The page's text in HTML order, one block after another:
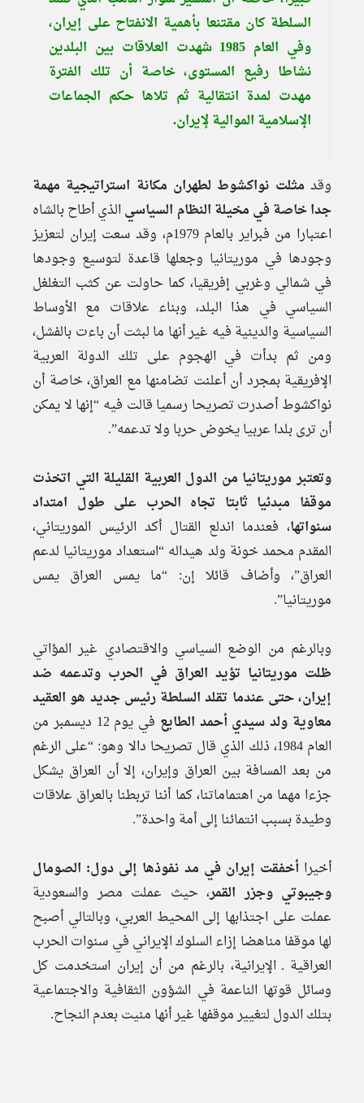
السلطة كان مقتنعا بأهمية الانفتاح على إيران،
وفي العام 1985 شهدت العلاقات بين البلدين
نشاطا رفيع المستوى، خاصة أن تلك الفترة
مهدت لمدة انتقالية ثم تلاها حكم الجماعات
الإسلامية الموالية لإيران.
وقد مثلت نواكشوط لطهران مكانة استراتيجية مهمة
جدا خاصة في مخيلة النظام السياسيالذي أطاح بالشاه
اعتبارا من فبراير بالعام 1979م، وقد سعت إيران لتعزيز
وجودها في موريتانيا وجعلها قاعدة لتوسيع وجودها
في شمالي وغربي إفريقيا، كما حاولت عن كثب التغلغل
السياسي في هذا البلد، وبناء علاقات مع الأوساط
السياسية والدينية فيه غير أنها ما لبثت أن باءت بالفشل،
ومن ثم بدأت في الهجوم على تلك الدولة العربية
الإفريقية بمجرد أن أعلنت تضامنها مع العراق، خاصة أن
نواكشوط أصدرت تصريحا رسميا قالت فيه “إنها لا يمكن
أن ترى بلدا عربيا يخوض حربا ولا تدعمه”.
وتعتبر موريتانيا من الدول العربية القليلة التي اتخذت
موقفا مبدئيا ثابتا تجاه الحرب على طول امتداد
سنواتها، فعندما اندلع القتال أكد الرئيس الموريتاني،
المقدم محمد خونة ولد هيداله “استعداد موريتانيا لدعم
العراق”، وأضاف قائلا إن: “ما يمس العراق يمس
موريتانيا”.
وبالرغم من الوضع السياسي والاقتصادي غير المؤاتي
ظلت موريتانيا تؤيد العراق في الحرب وتدعمه ضد
إيران، حتى عندما تقلد السلطة رئيس جديد هو العقيد
معاوية ولد سيدي أحمد الطايع
في يوم 12 ديسمبر من
العام 1984، ذلك الذي قال تصريحا دالا وهو: “على الرغم
من بعد المسافة بين العراق وإيران، إلا أن العراق يشكل
جزءا مهما من اهتماماتنا، كما أننا تربطنا بالعراق علاقات
وطيدة بسبب انتمائنا إلى أمة واحدة”.
أخيرا أخفقت إيران في مد نفوذها إلى دول: الصومال
وجيبوتي وجزر القمر، حيث عملت مصر والسعودية
عملت على اجتذابها إلى المحيط العربي، وبالتالي أصبح
لها موقفا مناهضا إزاء السلوك الإيراني في سنوات الحرب
العراقية ـ الإيرانية، بالرغم من أن إيران استخدمت كل
وسائل قوتها الناعمة في الشؤون الثقافية والاجتماعية
بتلك الدول لتغيير موقفها غير أنها منيت بعدم النجاح.